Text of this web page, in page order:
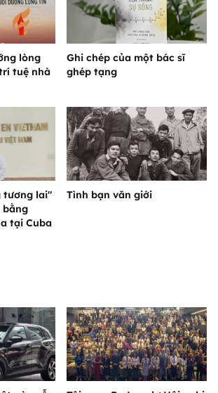
lòng
tuệ nhà
Ghi chép của một bác sĩ
ghép tạng
tương lai"
bằng
tại Cuba
Tình bạn văn giới